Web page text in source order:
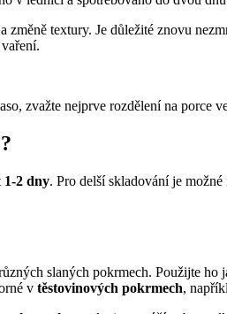
změně textury. Je důležité znovu
zvažte nejprve rozdělení na
1-2 dny. Pro delší skladování je
slaných pokrmech. Použijte ho
v těstovinových pokrmech,